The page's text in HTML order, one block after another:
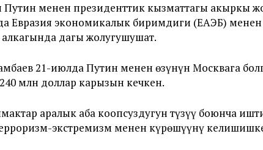
Путин менен президенттик кызматтагы акыркы
Евразия экономикалык биримдиги (ЕАЭБ)
дагы жолугушушат.
21-июлда Путин менен өзүнүн Москвага
млн доллар карызын кечкен.
аралык аба коопсуздугун түзүү боюнча
экстремизм менен күрөшүүнү